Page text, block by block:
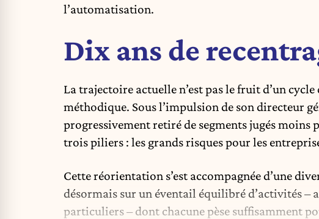
l’automatisation.
Dix ans de
La trajectoire actuelle n’est pas le fruit d’un
méthodique. Sous l’impulsion de son directeur
progressivement retiré de segments jugés
trois piliers : les grands risques pour les
Cette réorientation s’est accompagnée d’une
désormais sur un éventail équilibré d’activités –
particuliers – dont chacune pèse suffisamment